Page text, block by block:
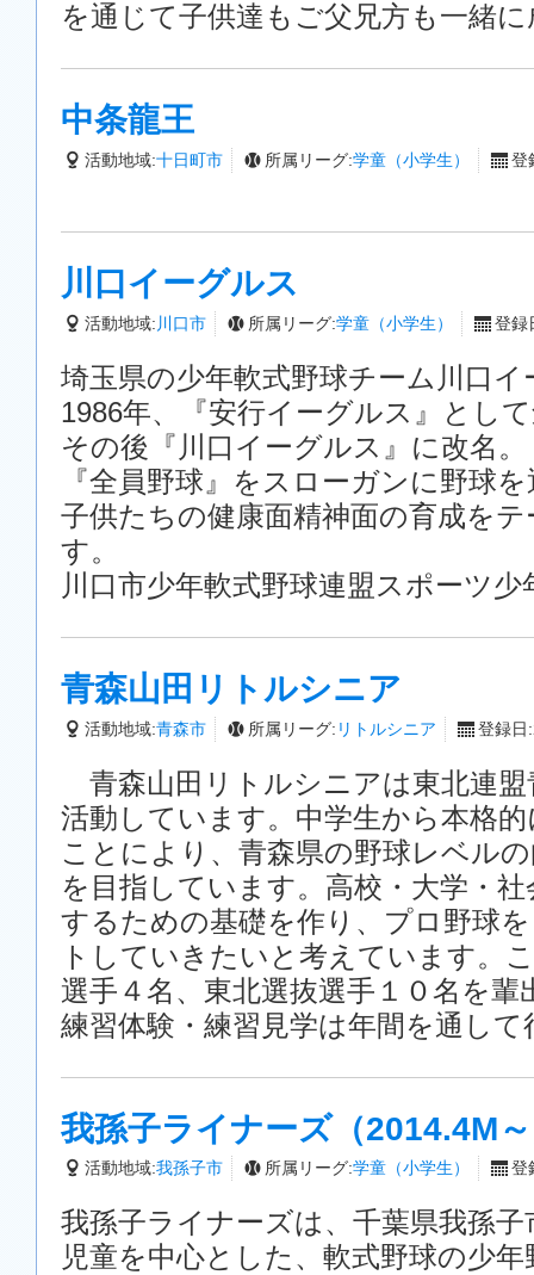
を通じて子供達もご父兄方も一緒
中条龍王
活動地域:十日町市 所属リーグ:学童（小学生） 登
川口イーグルス
活動地域: 川口市 所属リーグ:学童（小学生） 登録
埼玉県の少年軟式野球チーム川口
1986年、『安行イーグルス』とし
その後『川口イーグルス』に改名。
『全員野球』をスローガンに野球
子供たちの健康面精神面の育成を
す。
川口市少年軟式野球連盟スポーツ少
青森山田リトルシニア
活動地域:青森市 所属リーグ: リトルシニア 登録日
青森山田リトルシニアは東北連盟
活動しています。中学生から本格
ことにより、青森県の野球レベル
を目指しています。高校・大学・
するための基礎を作り、プロ野球
トしていきたいと考えています。
選手４名、東北選抜選手１０名を
練習体験・練習見学は年間を通し
我孫子ライナーズ（2014.4M
活動地域:我孫子市 所属リーグ:学童（小学生） 登
我孫子ライナーズは、千葉県我孫
児童を中心とした、軟式野球の少